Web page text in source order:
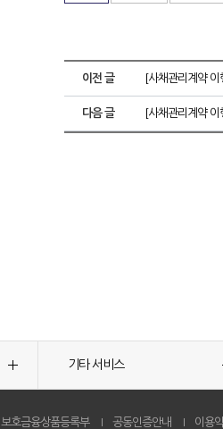
이전 글 [사채관리계약
다음 글 [사채관리계약
기타 서비스
보호금융상품등록부 공동인증안내 이용